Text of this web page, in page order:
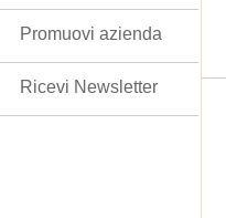
Promuovi azienda
Ricevi Newsletter